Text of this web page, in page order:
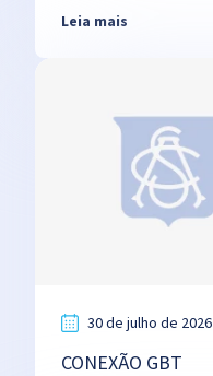
Leia mais
30 de julho de 2026
CONEXÃO GBT